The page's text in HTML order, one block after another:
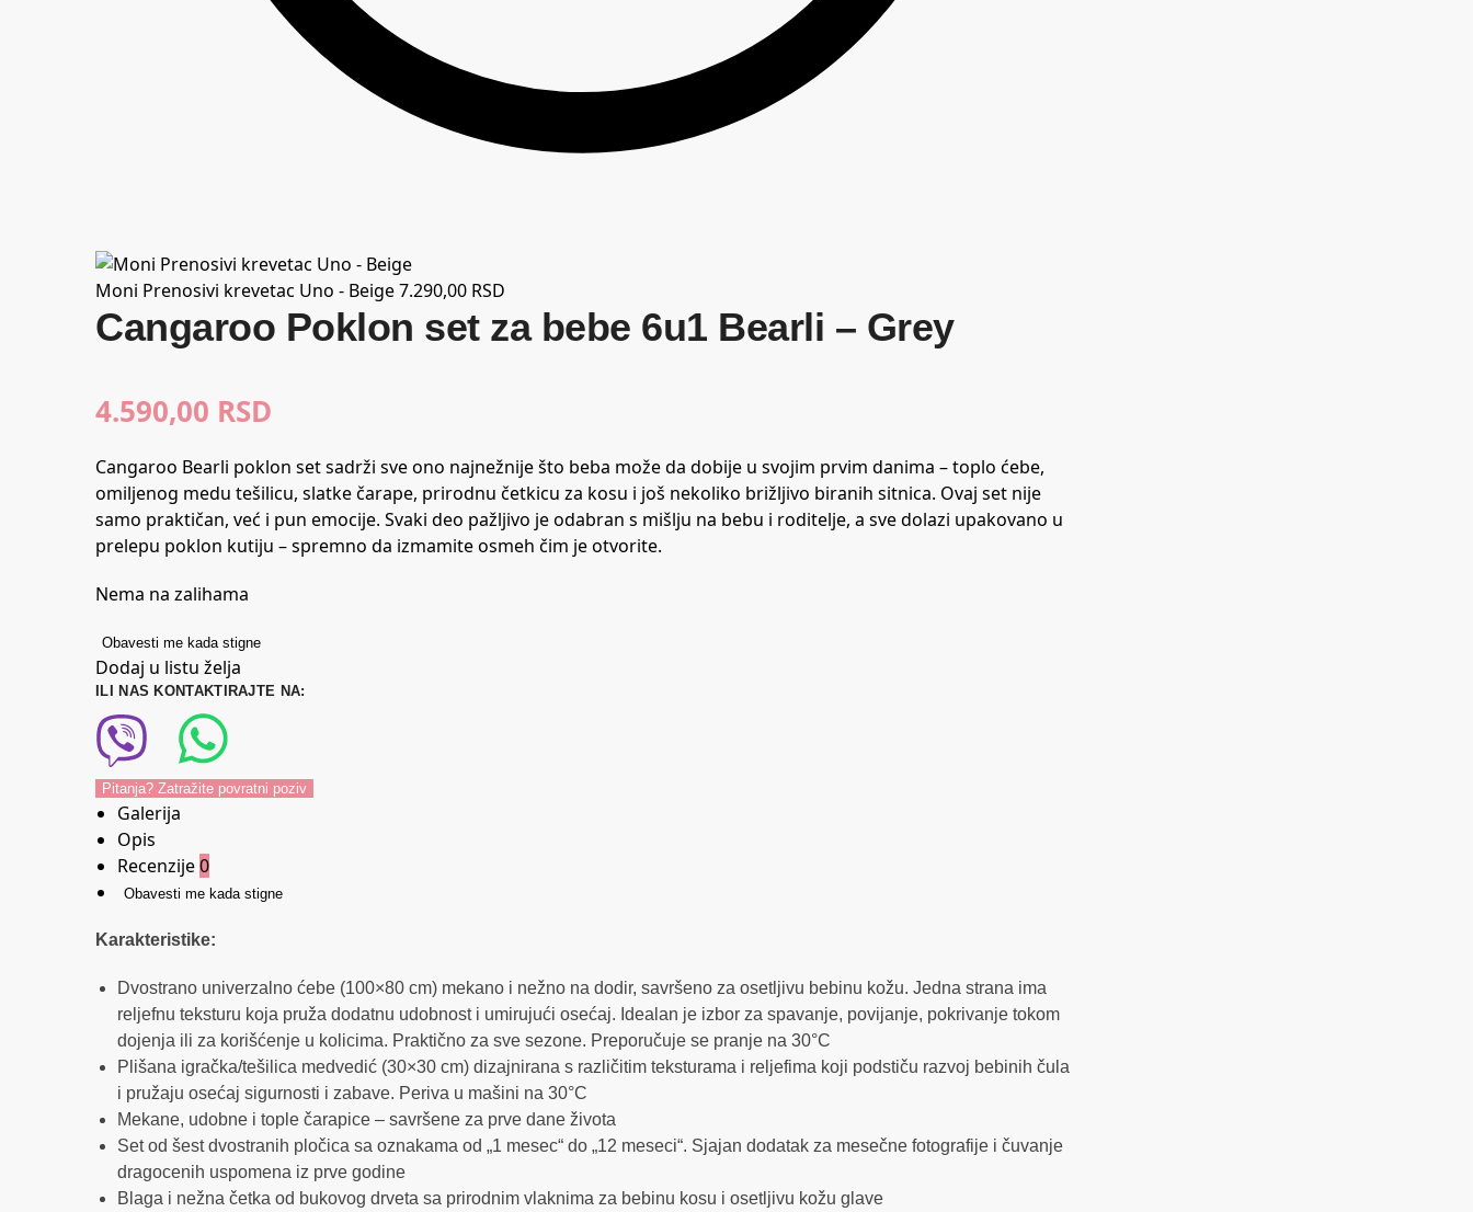
Moni Prenosivi krevetac Uno - Beige7.290,00 RSD
Cangaroo Poklon set za bebe 6u1 Bearli – Grey
4.590,00 RSD
Cangaroo Bearli poklon set sadrži sve ono najnežnije što beba može da dobije u svojim prvim danima – toplo ćebe,
omiljenog medu tešilicu, slatke čarape, prirodnu četkicu za kosu i još nekoliko brižljivo biranih sitnica. Ovaj set nije
samo praktičan, već i pun emocije. Svaki deo pažljivo je odabran s mišlju na bebu i roditelje, a sve dolazi upakovano u
prelepu poklon kutiju – spremno da izmamite osmeh čim je otvorite.
Nema na zalihama
Obavesti me kada stigne
Dodaj u listu želja
ILI NAS KONTAKTIRAJTE NA:
Pitanja? Zatražite povratni poziv
Galerija
Opis
Recenzije0
Obavesti me kada stigne
Karakteristike:
Dvostrano univerzalno ćebe (100×80 cm) mekano i nežno na dodir, savršeno za osetljivu bebinu kožu. Jedna strana ima
reljefnu teksturu koja pruža dodatnu udobnost i umirujući osećaj. Idealan je izbor za spavanje, povijanje, pokrivanje tokom
dojenja ili za korišćenje u kolicima. Praktično za sve sezone. Preporučuje se pranje na 30°C
Plišana igračka/tešilica medvedić (30×30 cm) dizajnirana s različitim teksturama i reljefima koji podstiču razvoj bebinih čula
i pružaju osećaj sigurnosti i zabave. Periva u mašini na 30°C
Mekane, udobne i tople čarapice – savršene za prve dane života
Set od šest dvostranih pločica sa oznakama od „1 mesec“ do „12 meseci“. Sjajan dodatak za mesečne fotografije i čuvanje
dragocenih uspomena iz prve godine
Blaga i nežna četka od bukovog drveta sa prirodnim vlaknima za bebinu kosu i osetljivu kožu glave